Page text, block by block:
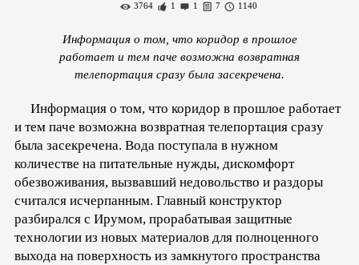
3764 1 1 7 1140
Информация о том, что коридор в прошлое
работает и тем паче возможна возвратная
телепортация сразу была засекречена.
Информация о том, что коридор в прошлое работает
и тем паче возможна возвратная телепортация сразу
была засекречена. Вода поступала в нужном
количестве на питательные нужды, дискомфорт
обезвоживания, вызвавший недовольство и раздоры
считался исчерпанным. Главный конструктор
разбирался с Ирумом, прорабатывая защитные
технологии из новых материалов для полноценного
выхода на поверхность из замкнутого пространства